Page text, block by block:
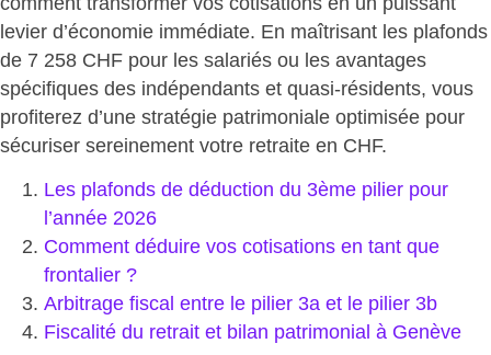
levier d’économie immédiate. En maîtrisant les plafonds
de 7 258 CHF pour les salariés ou les avantages
spécifiques des indépendants et quasi-résidents, vous
profiterez d’une stratégie patrimoniale optimisée pour
sécuriser sereinement votre retraite en CHF.
Les plafonds de déduction du 3ème pilier pour
l’année 2026
Comment déduire vos cotisations en tant que
frontalier ?
Arbitrage fiscal entre le pilier 3a et le pilier 3b
Fiscalité du retrait et bilan patrimonial à Genève